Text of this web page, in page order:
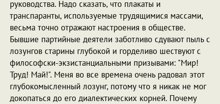
руководства. Надо сказать, что плакаты и
транспаранты, используемые трудящимися массами,
весьма точно отражают настроения в обществе.
Бывшие партийные деятели заботливо сдувают пыль с
лозунгов старины глубокой и горделиво шествуют с
философски-экзистанциальными призывами: "Мир!
Труд! Май!". Меня во все времена очень радовал этот
глубокомысленный лозунг, потому что я никак не мог
докопаться до его диалектических корней. Почему